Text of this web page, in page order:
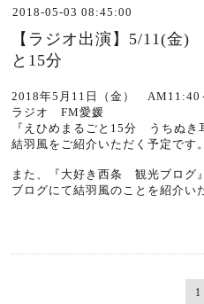
2018-05-03 08:45:00
【ラジオ出演】5/11(金
と15分
2018年5月11日（金） AM11:40
ラジオ FM愛媛
『 えひめまるごと15分 うちぬき
結羽風をご紹介いただく予定です。
また、 『大好き西条 観光ブログ
ブログにて結羽風のことを紹介い
1